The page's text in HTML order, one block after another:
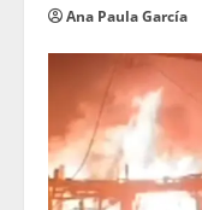
Ana Paula García